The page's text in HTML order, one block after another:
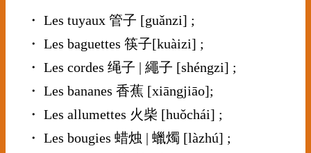
・ Les tuyaux 管子 [guǎnzi] ;
・ Les baguettes 筷子[kuàizi] ;
・ Les cordes 绳子 | 繩子 [shéngzi] ;
・ Les bananes 香蕉 [xiāngjiāo];
・ Les allumettes 火柴 [huǒchái] ;
・ Les bougies 蜡烛 | 蠟燭 [làzhú] ;